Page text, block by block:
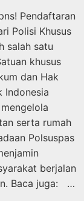
Pendaftaran
Polisi Khusus
salah satu
khusus
dan Hak
Indonesia
serta rumah
Polsuspas
berjalan
Baca juga: …